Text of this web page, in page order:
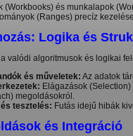
(Workbooks) és munkalapok
(Ranges) precíz
Logika és
valódi algoritmusok és logikai
és műveletek: Az adatok
Elágazások
megoldásokról.
tesztelés: Futás idejű hibák
és Integráció